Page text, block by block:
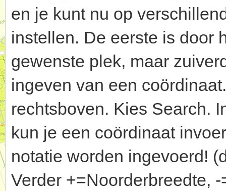
en je kunt nu op
instellen. De eerste is door
gewenste plek, maar
ingeven van een
rechtsboven. Kies Search.
kun je een coördinaat
notatie worden ingevoerd!
Verder +=Noorderbreedte,